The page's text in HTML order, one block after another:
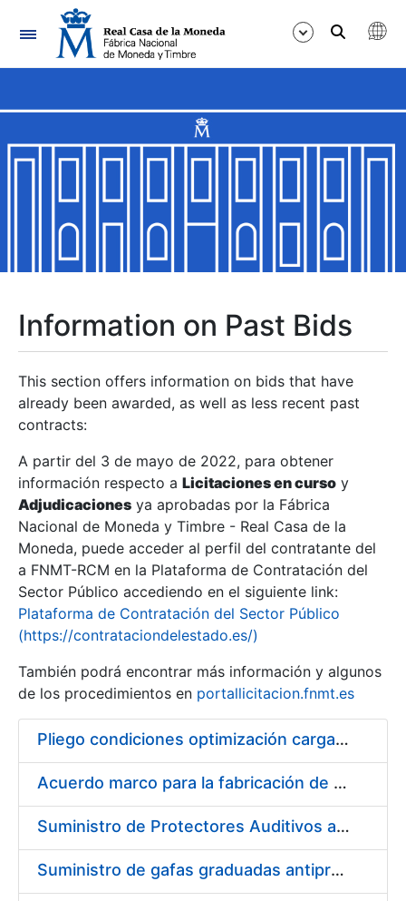
Navigation
Show/Hide
Show/Hide
Show/Hide
Show/Hide
Show/Hide
Show/Hide
Information on Past Bids
This section offers information on bids that have
already been awarded, as well as less recent past
contracts:
A partir del 3 de mayo de 2022, para obtener
información respecto a Licitaciones en curso y
Adjudicaciones ya aprobadas por la Fábrica
Nacional de Moneda y Timbre - Real Casa de la
Moneda, puede acceder al perfil del contratante del
a FNMT-RCM en la Plataforma de Contratación del
Sector Público accediendo en el siguiente link:
Plataforma de Contratación del Sector Público
(https://contrataciondelestado.es/)
También podrá encontrar más información y algunos
de los procedimientos en portallicitacion.fnmt.es
Pliego condiciones optimización cargas compras firmado
Acuerdo marco para la fabricación de piezas
Suministro de Protectores Auditivos a medida para las personas trabajadoras de los Centros de Trabajo de Madrid y Burgos
Suministro de gafas graduadas antiproyecciones para los trabajadores de la FNMT-RCM en los centros de trabajo de Madrid y Burgos